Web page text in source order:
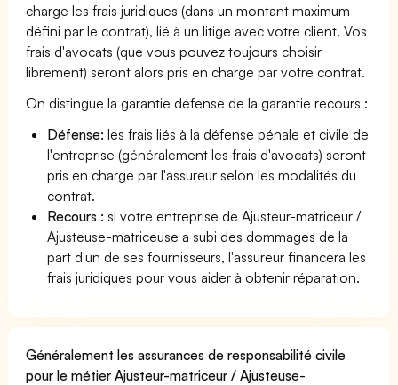
charge les frais juridiques (dans un montant maximum
défini par le contrat), lié à un litige avec votre client. Vos
frais d'avocats (que vous pouvez toujours choisir
librement) seront alors pris en charge par votre contrat.
On distingue la garantie défense de la garantie recours :
Défense: les frais liés à la défense pénale et civile de
l'entreprise (généralement les frais d'avocats) seront
pris en charge par l'assureur selon les modalités du
contrat.
Recours : si votre entreprise de Ajusteur-matriceur /
Ajusteuse-matriceuse a subi des dommages de la
part d'un de ses fournisseurs, l'assureur financera les
frais juridiques pour vous aider à obtenir réparation.
Généralement les assurances de responsabilité civile
pour le métier Ajusteur-matriceur / Ajusteuse-